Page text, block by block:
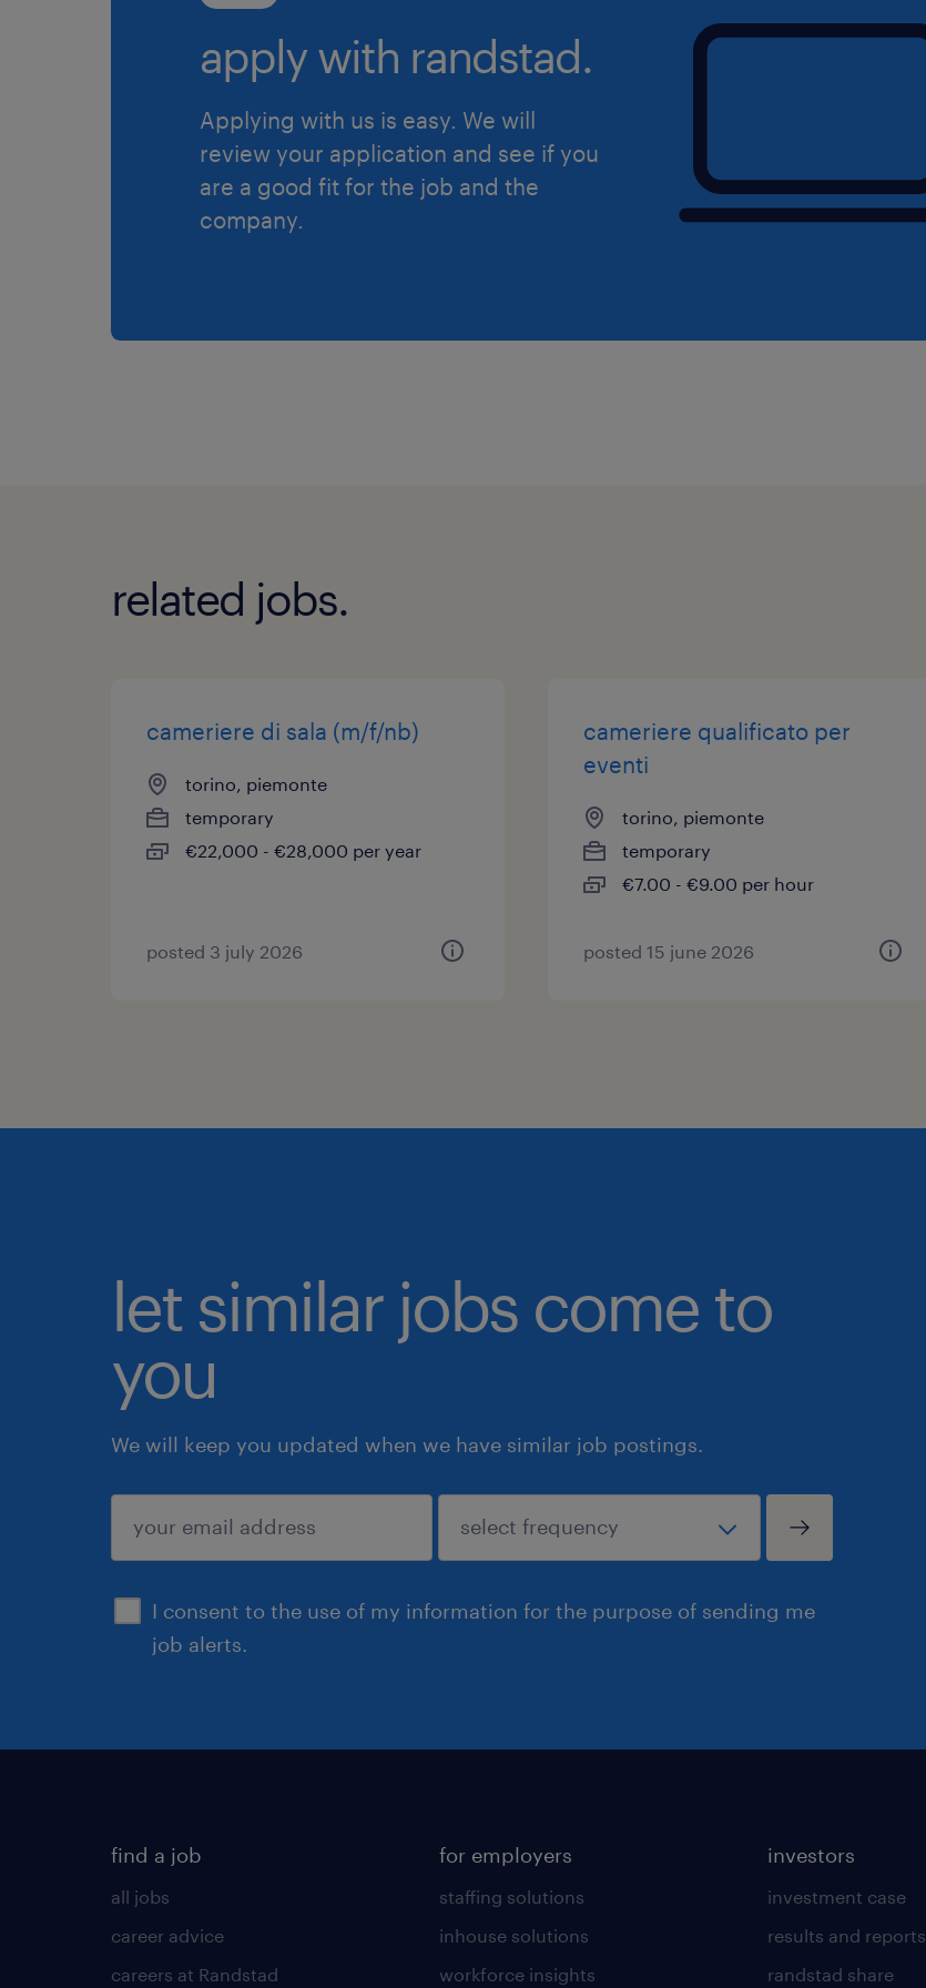
apply with randstad.
Applying with us is easy. We will
review your application and see if you
are a good fit for the job and the
company.
related jobs.
cameriere di sala (m/f/nb)
torino, piemonte
temporary
€22,000 - €28,000 per year
posted 3 july 2026
cameriere qualificato per
eventi
torino, piemonte
temporary
€7.00 - €9.00 per hour
posted 15 june 2026
let similar jobs come to
you
We will keep you updated when we have similar job postings.
I consent to the use of my information for the purpose of sending me
job alerts.
submit
find a job
all jobs
career advice
careers at Randstad
for employers
staffing solutions
inhouse solutions
workforce insights
investors
investment case
results and reports
randstad share